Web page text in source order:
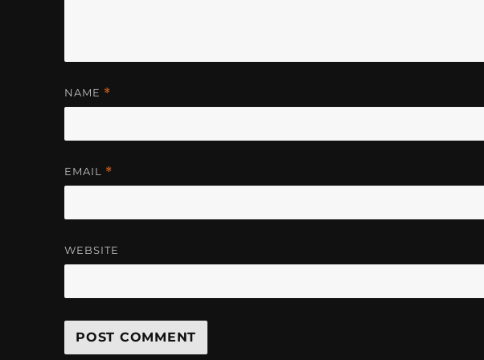
NAME *
EMAIL *
WEBSITE